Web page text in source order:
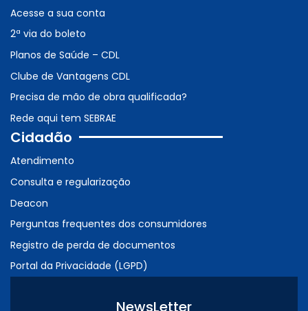
Acesse a sua conta
2ª via do boleto
Planos de Saúde – CDL
Clube de Vantagens CDL
Precisa de mão de obra qualificada?
Rede aqui tem SEBRAE
Cidadão
Atendimento
Consulta e regularização
Deacon
Perguntas frequentes dos consumidores
Registro de perda de documentos
Portal da Privacidade (LGPD)
NewsLetter